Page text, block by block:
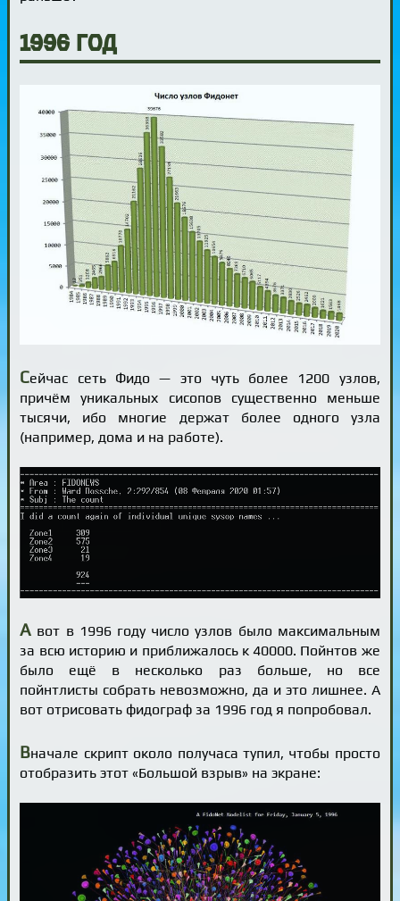
1996 год
Сейчас сеть Фидо — это чуть более 1200 узлов,
причём уникальных сисопов существенно меньше
тысячи, ибо многие держат более одного узла
(например, дома и на работе).
А вот в 1996 году число узлов было максимальным
за всю историю и приближалось к 40000. Пойнтов же
было ещё в несколько раз больше, но все
пойнтлисты собрать невозможно, да и это лишнее. А
вот отрисовать фидограф за 1996 год я попробовал.
Вначале скрипт около получаса тупил, чтобы просто
отобразить этот «Большой взрыв» на экране: